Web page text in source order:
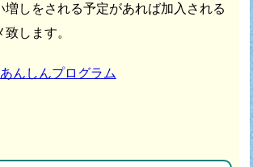
増しをされる予定があれば加入される
します。
んしんプログラム